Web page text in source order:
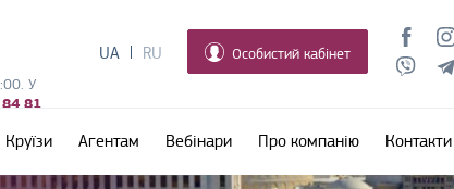
У
81
UA RU Особистий кабінет
Круїзи Агентам Вебінари Про компанію Контакти